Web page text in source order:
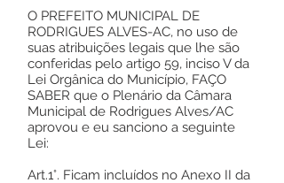
O PREFEITO MUNICIPAL DE
RODRIGUES ALVES-AC, no uso de
suas atribuições legais que lhe são
conferidas pelo artigo 59, inciso V da
Lei Orgânica do Município, FAÇO
SABER que o Plenário da Câmara
Municipal de Rodrigues Alves/AC
aprovou e eu sanciono a seguinte
Lei:
Art.1°. Ficam incluídos no Anexo II da